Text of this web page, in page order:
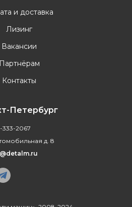
и доставка
Лизинг
Вакансии
Партнёрам
Контакты
Петербург
2067
д. 8